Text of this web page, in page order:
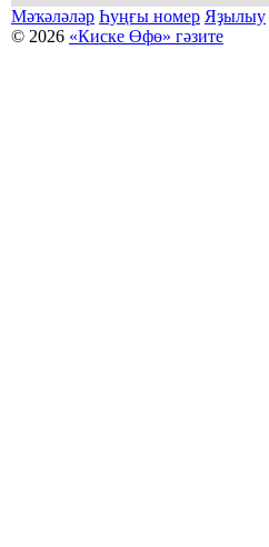
Мәҡәләләр Һуңғы номер Яҙылыу
© 2026 «Киске Өфө» гәзите